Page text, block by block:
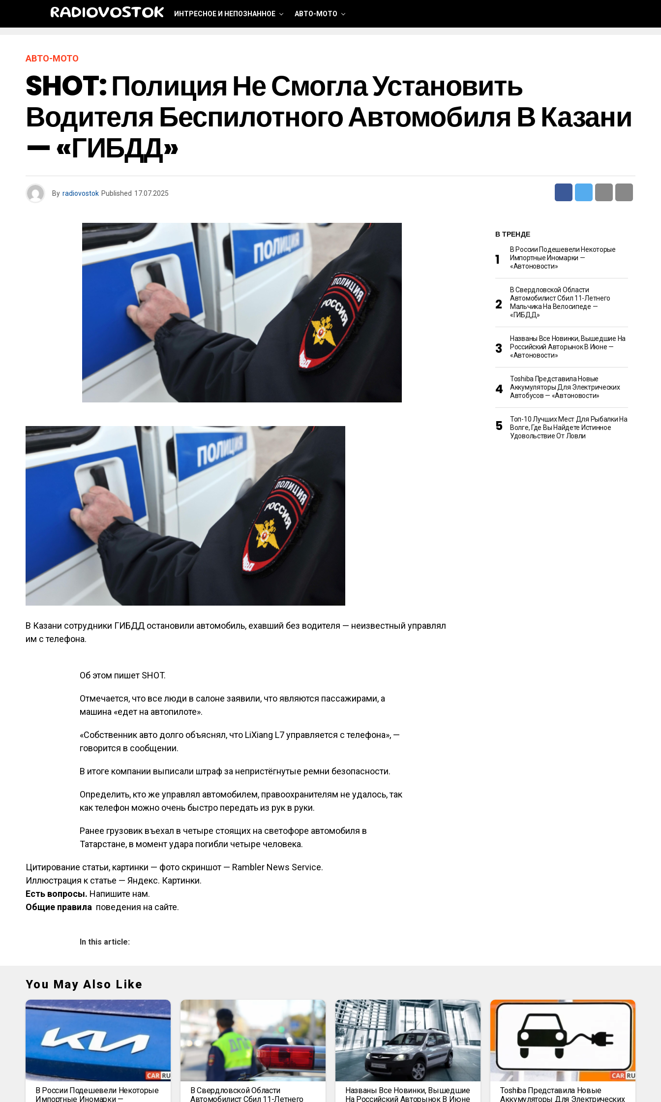
RADIOVOSTOK ИНТРЕСНОЕ И НЕПОЗНАННОЕ АВТО-МОТО
АВТО-МОТО
SHOT: Полиция Не Смогла Установить
Водителя Беспилотного Автомобиля В Казани
— «ГИБДД»
By radiovostok Published 17.07.2025
В Казани сотрудники ГИБДД остановили автомобиль, ехавший без водителя — неизвестный управлял
им с телефона.
Об этом пишет SHOT.
Отмечается, что все люди в салоне заявили, что являются пассажирами, а
машина «едет на автопилоте».
«Собственник авто долго объяснял, что LiXiang L7 управляется с телефона», —
говорится в сообщении.
В итоге компании выписали штраф за непристёгнутые ремни безопасности.
Определить, кто же управлял автомобилем, правоохранителям не удалось, так
как телефон можно очень быстро передать из рук в руки.
Ранее грузовик въехал в четыре стоящих на светофоре автомобиля в
Татарстане, в момент удара погибли четыре человека.
Цитирование статьи, картинки — фото скриншот — Rambler News Service.
Иллюстрация к статье — Яндекс. Картинки.
Есть вопросы. Напишите нам.
Общие правила поведения на сайте.
In this article:
В ТРЕНДЕ
В России Подешевели Некоторые
Импортные Иномарки —
«Автоновости»
В Свердловской Области
Автомобилист Сбил 11-Летнего
Мальчика На Велосипеде —
«ГИБДД»
Названы Все Новинки, Вышедшие На
Российский Авторынок В Июне —
«Автоновости»
Toshiba Представила Новые
Аккумуляторы Для Электрических
Автобусов — «Автоновости»
Топ-10 Лучших Мест Для Рыбалки На
Волге, Где Вы Найдете Истинное
Удовольствие От Ловли
You May Also Like
В России Подешевели Некоторые
Импортные Иномарки —
В Свердловской Области
Автомобилист Сбил 11-Летнего
Названы Все Новинки, Вышедшие
На Российский Авторынок В Июне
Toshiba Представила Новые
Аккумуляторы Для Электрических